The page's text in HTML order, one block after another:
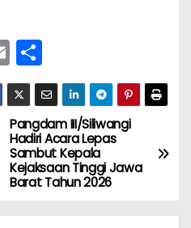
E
m
ai
l
S
h
ar
e
Pangdam III/Siliwangi
Hadiri Acara Lepas
Sambut Kepala
Kejaksaan Tinggi Jawa
Barat Tahun 2026